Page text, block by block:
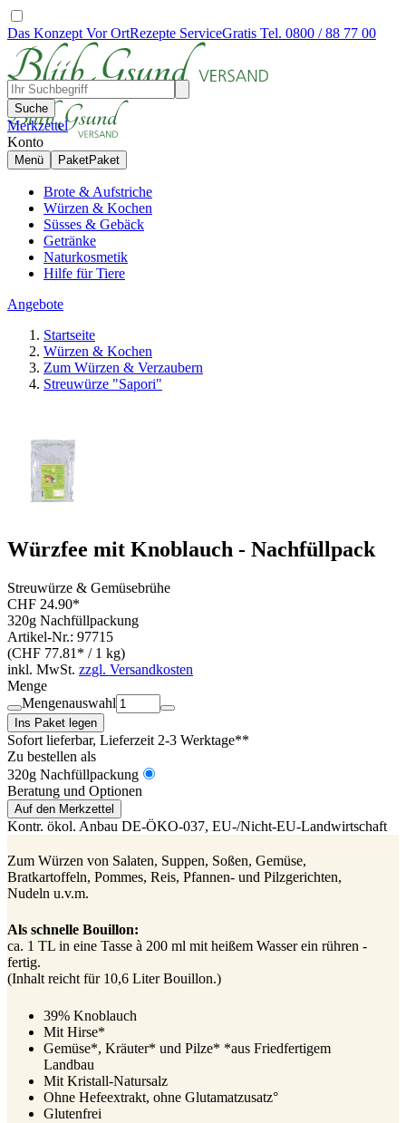
Das Konzept Vor OrtRezepte ServiceGratis Tel. 0800 / 88 77 00
Suche
Merkzettel
Konto
Menü PaketPaket
Brote & Aufstriche
Würzen & Kochen
Süsses & Gebäck
Getränke
Naturkosmetik
Hilfe für Tiere
Angebote
Startseite
Würzen & Kochen
Zum Würzen & Verzaubern
Streuwürze "Sapori"
Würzfee mit Knoblauch - Nachfüllpack
Streuwürze & Gemüsebrühe
CHF 24.90*
320g Nachfüllpackung
Artikel-Nr.: 97715
(CHF 77.81* / 1 kg)
inkl. MwSt. zzgl. Versandkosten
Menge
Mengenauswahl
Ins Paket legen
Sofort lieferbar, Lieferzeit 2-3 Werktage**
Zu bestellen als
320g Nachfüllpackung
Beratung und Optionen
Auf den Merkzettel
Kontr. ökol. Anbau DE-ÖKO-037, EU-/Nicht-EU-Landwirtschaft
Zum Würzen von Salaten, Suppen, Soßen, Gemüse,
Bratkartoffeln, Pommes, Reis, Pfannen- und Pilzgerichten,
Nudeln u.v.m.
Als schnelle Bouillon:
ca. 1 TL in eine Tasse à 200 ml mit heißem Wasser ein rühren -
fertig.
(Inhalt reicht für 10,6 Liter Bouillon.)
39% Knoblauch
Mit Hirse*
Gemüse*, Kräuter* und Pilze* *aus Friedfertigem
Landbau
Mit Kristall-Natursalz
Ohne Hefeextrakt, ohne Glutamatzusatz°
Glutenfrei